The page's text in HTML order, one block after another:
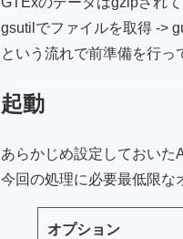
gsutilでファイルを取得 ->
という流れで前準備を行っ
起動
あらかじめ設定しておい
今回の処理に必要最低限な
オプション